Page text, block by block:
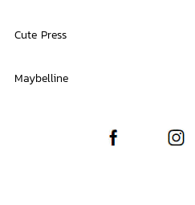
Cute Press
Maybelline